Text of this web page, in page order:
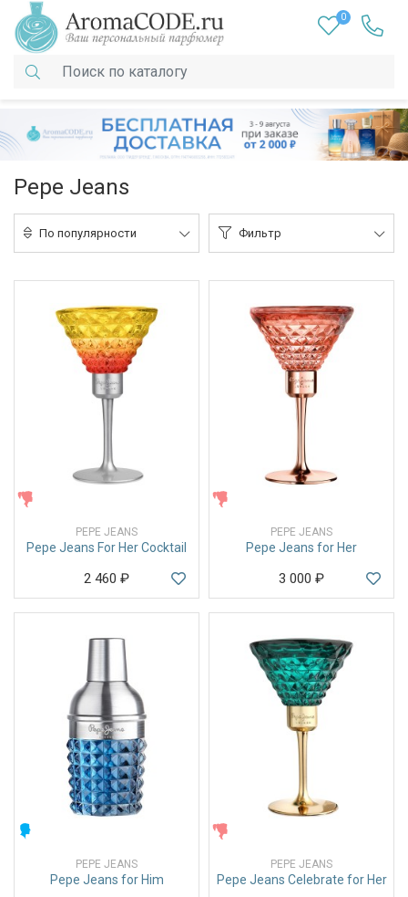
0
Pepe Jeans
По популярности Фильтр
PEPE JEANS
Pepe Jeans For Her Cocktail
2 460 ₽
PEPE JEANS
Pepe Jeans for Her
3 000 ₽
PEPE JEANS
Pepe Jeans for Him
PEPE JEANS
Pepe Jeans Celebrate for Her